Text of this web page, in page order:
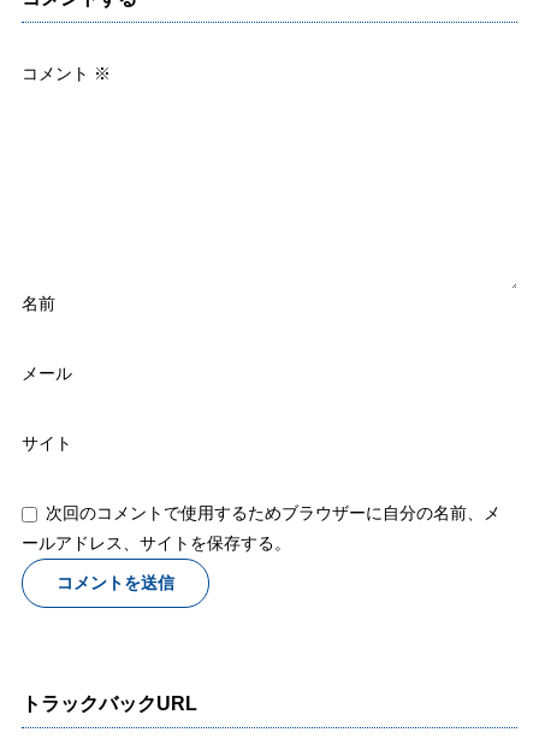
コメント ※
名前
メール
サイト
次回のコメントで使用するためブラウザーに自分の名前、メ
ールアドレス、サイトを保存する。
トラックバックURL